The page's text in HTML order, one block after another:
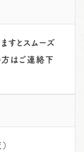
すとスムーズ
方はご連絡下